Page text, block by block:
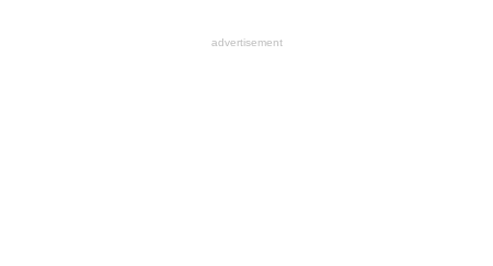
advertisement